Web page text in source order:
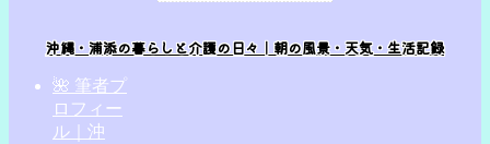
沖縄・浦添の暮らしと介護の日々｜朝の風景・天気・生活記録
🌺 筆者プ
ロフィー
ル｜沖